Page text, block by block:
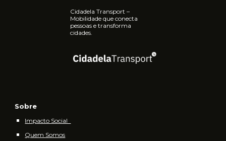
Cidadela Transport –
Mobilidade que conecta
pessoas e transforma
cidades.
Sobre
Impacto Social
Quem Somos